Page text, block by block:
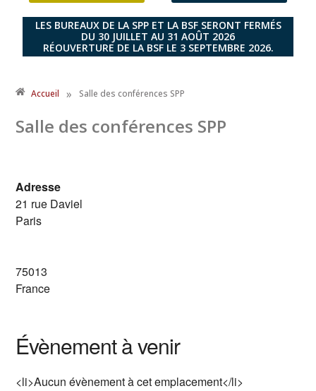
LES BUREAUX DE LA SPP ET LA BSF SERONT FERMÉS
DU 30 JUILLET AU 31 AOÛT 2026
RÉOUVERTURE DE LA BSF LE 3 SEPTEMBRE 2026.
Accueil » Salle des conférences SPP
Salle des conférences SPP
Adresse
21 rue Daviel
Paris
75013
France
Évènement à venir
<li>Aucun évènement à cet emplacement</li>